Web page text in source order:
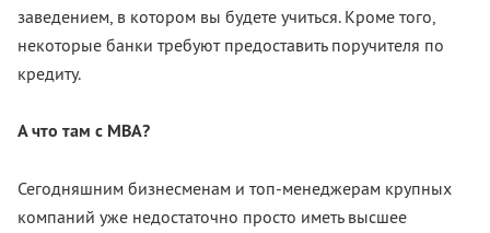
заведением, в котором вы будете учиться. Кроме того,
некоторые банки требуют предоставить поручителя по
кредиту.
А что там с МВА?
Сегодняшним бизнесменам и топ-менеджерам крупных
компаний уже недостаточно просто иметь высшее